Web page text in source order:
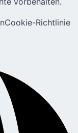
Cookie-Richtlinie